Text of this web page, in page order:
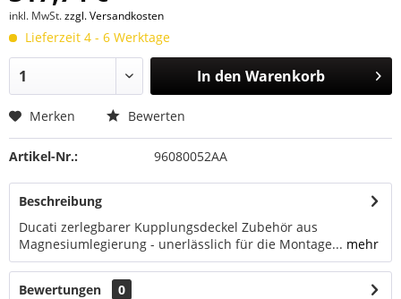
inkl. MwSt.zzgl. Versandkosten
Lieferzeit 4 - 6 Werktage
In den Warenkorb
Merken Bewerten
Artikel-Nr.: 96080052AA
Beschreibung
Ducati zerlegbarer Kupplungsdeckel Zubehör aus
Magnesiumlegierung - unerlässlich für die Montage... mehr
Bewertungen
0